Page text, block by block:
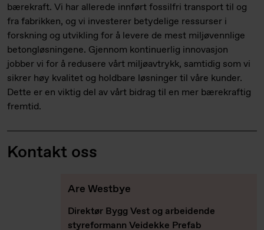
bærekraft. Vi har allerede innført fossilfri transport til og
fra fabrikken, og vi investerer betydelige ressurser i
forskning og utvikling for å levere de mest miljøvennlige
betongløsningene. Gjennom kontinuerlig innovasjon
jobber vi for å redusere vårt miljøavtrykk, samtidig som vi
sikrer høy kvalitet og holdbare løsninger til våre kunder.
Dette er en viktig del av vårt bidrag til en mer bærekraftig
fremtid.
Kontakt oss
Are Westbye
Direktør Bygg Vest og arbeidende
styreformann Veidekke Prefab